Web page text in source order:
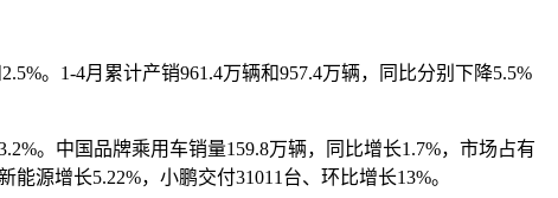
。1-4月累计产销961.4万辆和957.4万辆，同比分别下降5.5%
。中国品牌乘用车销量159.8万辆，同比增长1.7%，市场占有
源增长5.22%，小鹏交付31011台、环比增长13%。